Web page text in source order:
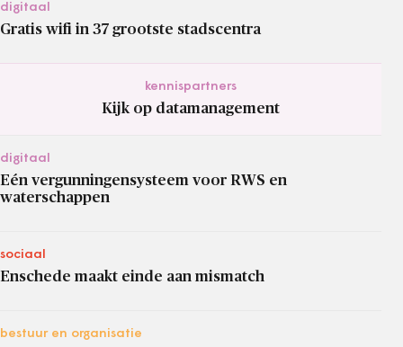
digitaal
Gratis wifi in 37 grootste stadscentra
kennispartners
Kijk op datamanagement
digitaal
Eén vergunningensysteem voor RWS en
waterschappen
sociaal
Enschede maakt einde aan mismatch
bestuur en organisatie